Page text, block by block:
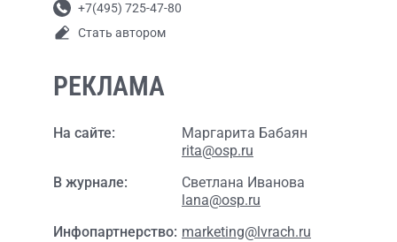
+7(495) 725-47-80
Стать автором
РЕКЛАМА
На сайте:
Маргарита Бабаян
rita@osp.ru
В журнале:
Светлана Иванова
lana@osp.ru
Инфопартнерство: marketing@lvrach.ru